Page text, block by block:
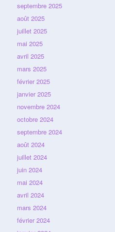
septembre 2025
août 2025
juillet 2025
mai 2025
avril 2025
mars 2025
février 2025
janvier 2025
novembre 2024
octobre 2024
septembre 2024
août 2024
juillet 2024
juin 2024
mai 2024
avril 2024
mars 2024
février 2024